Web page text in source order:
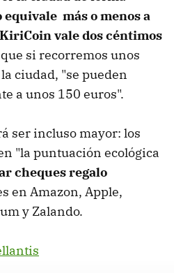
más o menos a
vale dos céntimos
si recorremos unos
ciudad, "se pueden
a unos 150 euros".
ser incluso mayor: los
"la puntuación ecológica
cheques regalo
en Amazon, Apple,
y Zalando.